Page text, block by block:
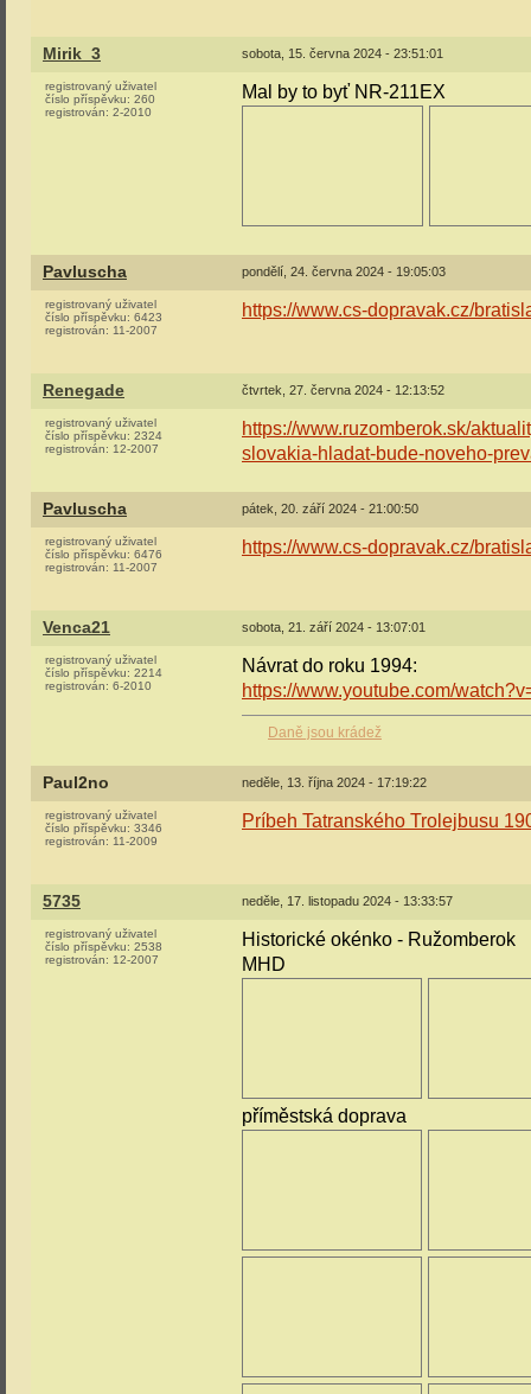
Mirik_3 sobota, 15. června 2024 - 23:51:01
registrovaný uživatel
číslo příspěvku: 260
registrován: 2-2010
Mal by to byť NR-211EX
Pavluscha pondělí, 24. června 2024 - 19:05:03
registrovaný uživatel
číslo příspěvku: 6423
registrován: 11-2007
https://www.cs-dopravak.cz/
Renegade čtvrtek, 27. června 2024 - 12:13:52
registrovaný uživatel
číslo příspěvku: 2324
registrován: 12-2007
https://www.ruzomberok.sk/
slovakia-hladat-bude-noveho-
Pavluscha pátek, 20. září 2024 - 21:00:50
registrovaný uživatel
číslo příspěvku: 6476
registrován: 11-2007
https://www.cs-dopravak.cz/
Venca21 sobota, 21. září 2024 - 13:07:01
registrovaný uživatel
číslo příspěvku: 2214
registrován: 6-2010
Návrat do roku 1994:
https://www.youtube.com/
Daně jsou krádež
Paul2no neděle, 13. října 2024 - 17:19:22
registrovaný uživatel
číslo příspěvku: 3346
registrován: 11-2009
Príbeh Tatranského Trolejbusu
5735 neděle, 17. listopadu 2024 - 13:33:57
registrovaný uživatel
číslo příspěvku: 2538
registrován: 12-2007
Historické okénko - Ružomberok
MHD
příměstská doprava